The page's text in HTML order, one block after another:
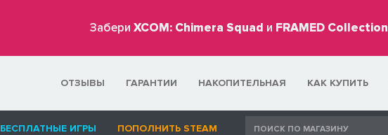
Забери XCOM: Chimera Squad и FRAMED Collection
ОТЗЫВЫ ГАРАНТИИ НАКОПИТЕЛЬНАЯ КАК КУПИТЬ
БЕСПЛАТНЫЕ ИГРЫ ПОПОЛНИТЬ STEAM